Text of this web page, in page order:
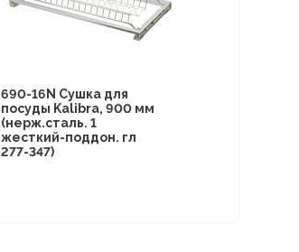
690-16N Сушка для
посуды Kalibra, 900 мм
(нерж.сталь. 1
жесткий-поддон. гл
277-347)